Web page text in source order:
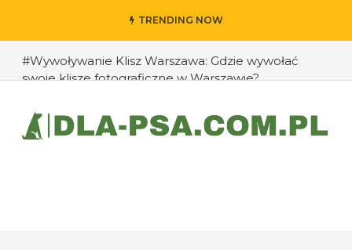
TRENDING NOW
#Wywoływanie Klisz Warszawa: Gdzie wywołać
swoje klisze fotograficzne w Warszawie?
#Jak przedłużyć życie swojego psa: rady eksperta
#Jak zapobiec ucieczkom psa?